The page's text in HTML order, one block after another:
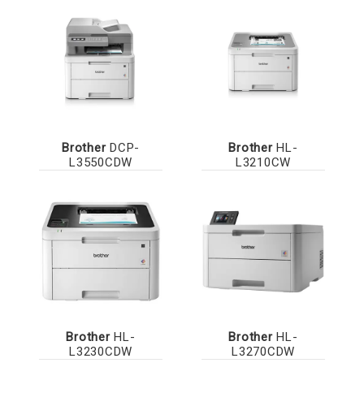
BrotherDCP-
L3550CDW
BrotherHL-
L3210CW
BrotherHL-
L3230CDW
BrotherHL-
L3270CDW